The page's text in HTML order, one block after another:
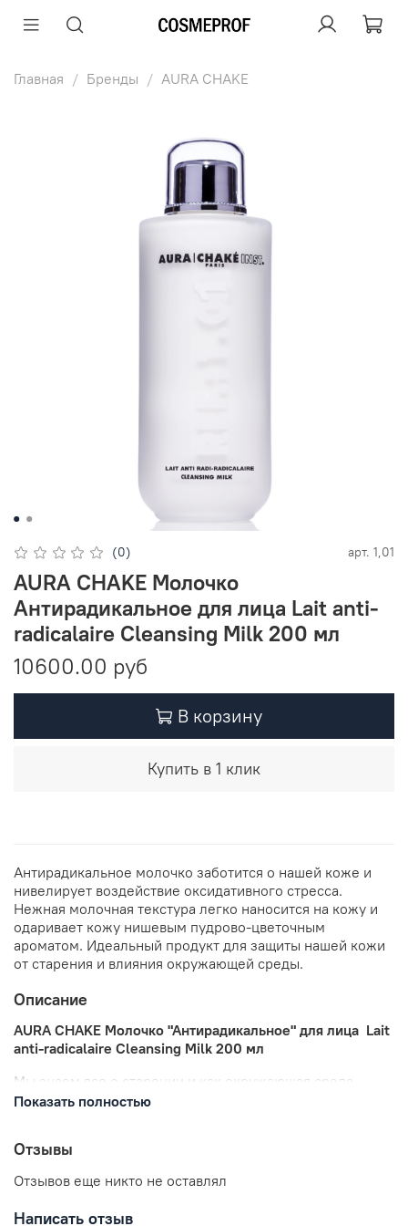
Главная Бренды AURA CHAKE
(0) арт. 1,01
AURA CHAKE Молочко
Антирадикальное для лица Lait anti-
radicalaire Cleansing Milk 200 мл
10600.00 руб
В корзину
Купить в 1 клик
Антирадикальное молочко заботится о нашей коже и
нивелирует воздействие оксидативного стресса.
Нежная молочная текстура легко наносится на кожу и
одаривает кожу нишевым пудрово-цветочным
ароматом. Идеальный продукт для защиты нашей кожи
от старения и влияния окружающей среды.
Описание
AURA CHAKE Молочко "Антирадикальное" для лица Lait
anti-radicalaire Cleansing Milk 200 мл
Мы знаем все о старении и как окружающая среда
влияет на нашу кожу. Самый важный этап ухода - это
стресса. Нежная молочная текстура легко наносится на
кожу и одаривает кожу нишевым пудрово-цветочным
ароматом. Идеальный продукт для защиты нашей кожи
от старения и влияния окружающей среды.
Показать полностью
Отзывы
Отзывов еще никто не оставлял
Написать отзыв